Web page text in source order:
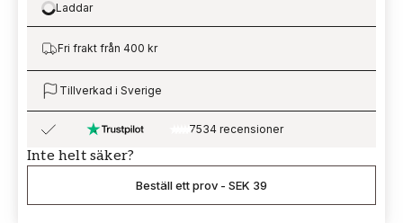
Loading…
Laddar
Fri frakt från 400 kr
Tillverkad i Sverige
7534 recensioner
Inte helt säker?
Beställ ett prov - SEK 39